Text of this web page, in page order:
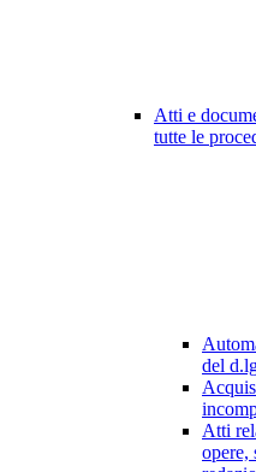
Atti e
tutte le
del
Atti
opere,